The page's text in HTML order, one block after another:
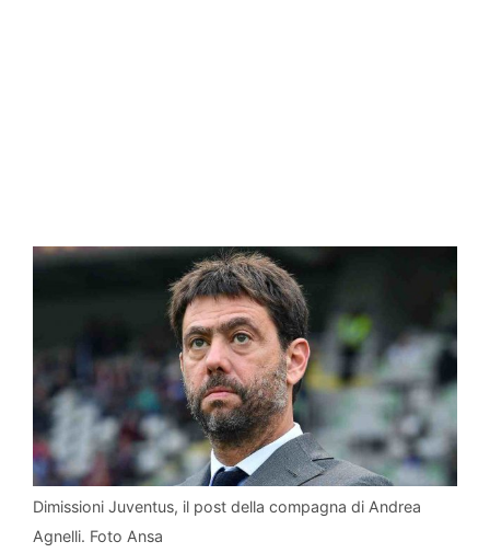
Dimissioni Juventus, il post della compagna di Andrea
Agnelli. Foto Ansa